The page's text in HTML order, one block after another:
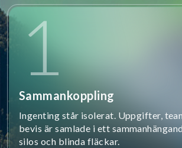
1
Sammankoppling
Ingenting står isolerat. Uppgifter,
bevis är samlade i ett
silos och blinda fläckar.